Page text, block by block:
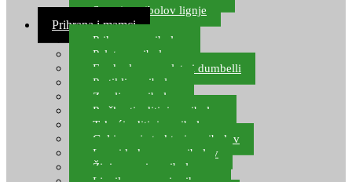
Setovi za ribolov lignje
Prihrana i mamci
Prihrana za ribolov
Pelete za ribolov
Feeder lovne pelete i dumbelli
Partikli za ribolov
Zemlja za ribolov
Praškasti aditivi za ribolov
Tekući aditivi za ribolov
Gel i sprej atraktori za ribolov
Lovni kukuruz za ribolov
Živi mamci za ribolov